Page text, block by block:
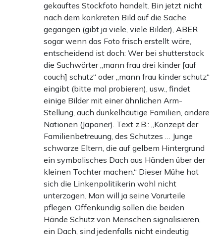
gekauftes Stockfoto handelt. Bin jetzt nicht
nach dem konkreten Bild auf die Sache
gegangen (gibt ja viele, viele Bilder), ABER
sogar wenn das Foto frisch erstellt wäre,
entscheidend ist doch: Wer bei shutterstock
die Suchwörter „mann frau drei kinder [auf
couch] schutz“ oder „mann frau kinder schutz“
eingibt (bitte mal probieren), usw., findet
einige Bilder mit einer ähnlichen Arm-
Stellung, auch dunkelhäutige Familien, andere
Nationen (Japaner). Text z.B.: „Konzept der
Familienbetreuung, des Schutzes … Junge
schwarze Eltern, die auf gelbem Hintergrund
ein symbolisches Dach aus Händen über der
kleinen Tochter machen.“ Dieser Mühe hat
sich die Linkenpolitikerin wohl nicht
unterzogen. Man will ja seine Vorurteile
pflegen. Offenkundig sollen die beiden
Hände Schutz von Menschen signalisieren,
ein Dach, sind jedenfalls nicht eindeutig